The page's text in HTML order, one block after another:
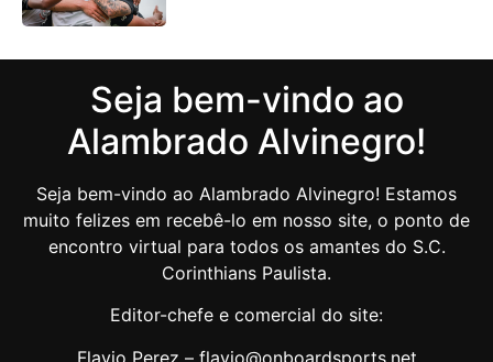
Seja bem-vindo ao
Alambrado Alvinegro!
Seja bem-vindo ao Alambrado Alvinegro! Estamos
muito felizes em recebê-lo em nosso site, o ponto de
encontro virtual para todos os amantes do S.C.
Corinthians Paulista.
Editor-chefe e comercial do site:
Flavio Perez – flavio@onboardsports.net